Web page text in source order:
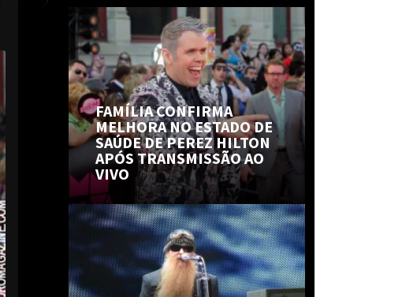
FAMÍLIA CONFIRMA
MELHORA NO ESTADO DE
SAÚDE DE PEREZ HILTON
APÓS TRANSMISSÃO AO
VIVO